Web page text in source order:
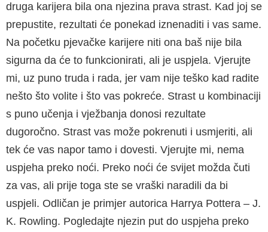
druga karijera bila ona njezina prava strast. Kad joj se
prepustite, rezultati će ponekad iznenaditi i vas same.
Na početku pjevačke karijere niti ona baš nije bila
sigurna da će to funkcionirati, ali je uspjela. Vjerujte
mi, uz puno truda i rada, jer vam nije teško kad radite
nešto što volite i što vas pokreće. Strast u kombinaciji
s puno učenja i vježbanja donosi rezultate
dugoročno. Strast vas može pokrenuti i usmjeriti, ali
tek će vas napor tamo i dovesti. Vjerujte mi, nema
uspjeha preko noći. Preko noći će svijet možda čuti
za vas, ali prije toga ste se vraški naradili da bi
uspjeli. Odličan je primjer autorica Harrya Pottera – J.
K. Rowling. Pogledajte njezin put do uspjeha preko